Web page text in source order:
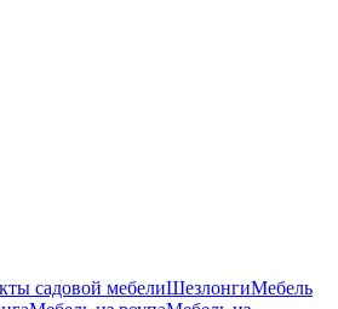
садовой мебелиШезлонгиМебель